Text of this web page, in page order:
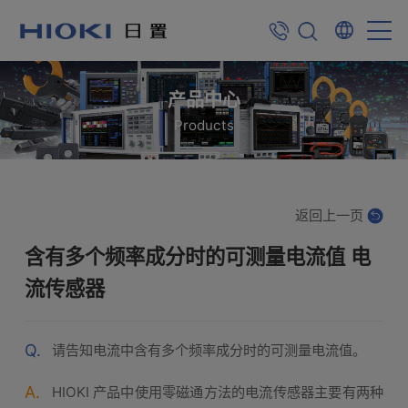
产品中心
Products
含有多个频率成分时的可测量电流值 电
流传感器
返回上一页
Q. 请告知电流中含有多个频率成分时的可测量电流值。
A.
HIOKI 产品中使用零磁通方法的电流传感器主要有两种